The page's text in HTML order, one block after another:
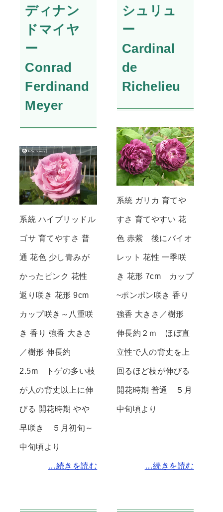
ディナン
ドマイヤ
ー
Conrad
Ferdinand
Meyer
系統 ハイブリッドル
ゴサ 育てやすさ 普
通 花色 少し青みが
かったピンク 花性
返り咲き 花形 9cm
カップ咲き～八重咲
き 香り 強香 大きさ
／樹形 伸長約
2.5m トゲの多い枝
が人の背丈以上に伸
びる 開花時期 やや
早咲き ５月初旬～
中旬頃より
…続きを読む
シュリュ
ー
Cardinal
de
Richelieu
系統 ガリカ 育てや
すさ 育てやすい 花
色 赤紫 後にバイオ
レット 花性 一季咲
き 花形 7cm カップ
~ポンポン咲き 香り
強香 大きさ／樹形
伸長約２ｍ ほぼ直
立性で人の背丈を上
回るほど枝が伸びる
開花時期 普通 ５月
中旬頃より
…続きを読む